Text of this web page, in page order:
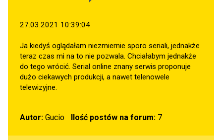
27.03.2021 10:39:04
Ja kiedyś oglądałam niezmiernie sporo seriali, jednakże
teraz czas mi na to nie pozwala. Chciałabym jednakże
do tego wrócić. Serial online znany serwis proponuje
dużo ciekawych produkcji, a nawet telenowele
telewizyjne.
Autor: Gucio Ilość postów na forum:7